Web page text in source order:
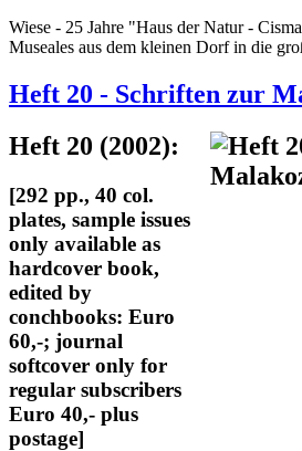
Wiese - 25 Jahre "Haus der Natur -
Museales aus dem kleinen Dorf in die
Heft 20 - Schriften zur
Heft 20 (2002):
[292 pp., 40 col.
plates, sample issues
only available as
hardcover book,
edited by
conchbooks: Euro
60,-; journal
softcover only for
regular subscribers
Euro 40,- plus
postage]